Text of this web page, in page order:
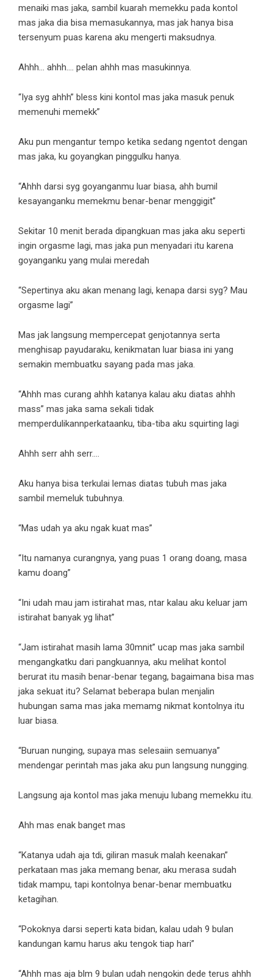
menaiki mas jaka, sambil kuarah memekku pada kontol
mas jaka dia bisa memasukannya, mas jak hanya bisa
tersenyum puas karena aku mengerti maksudnya.
Ahhh… ahhh…. pelan ahhh mas masukinnya.
“Iya syg ahhh” bless kini kontol mas jaka masuk penuk
memenuhi memekk”
Aku pun mengantur tempo ketika sedang ngentot dengan
mas jaka, ku goyangkan pinggulku hanya.
“Ahhh darsi syg goyanganmu luar biasa, ahh bumil
kesayanganku memekmu benar-benar menggigit”
Sekitar 10 menit berada dipangkuan mas jaka aku seperti
ingin orgasme lagi, mas jaka pun menyadari itu karena
goyanganku yang mulai meredah
“Sepertinya aku akan menang lagi, kenapa darsi syg? Mau
orgasme lagi”
Mas jak langsung mempercepat genjotannya serta
menghisap payudaraku, kenikmatan luar biasa ini yang
semakin membuatku sayang pada mas jaka.
“Ahhh mas curang ahhh katanya kalau aku diatas ahhh
mass” mas jaka sama sekali tidak
memperdulikannperkataanku, tiba-tiba aku squirting lagi
Ahhh serr ahh serr….
Aku hanya bisa terkulai lemas diatas tubuh mas jaka
sambil memeluk tubuhnya.
“Mas udah ya aku ngak kuat mas”
“Itu namanya curangnya, yang puas 1 orang doang, masa
kamu doang”
“Ini udah mau jam istirahat mas, ntar kalau aku keluar jam
istirahat banyak yg lihat”
“Jam istirahat masih lama 30mnit” ucap mas jaka sambil
mengangkatku dari pangkuannya, aku melihat kontol
berurat itu masih benar-benar tegang, bagaimana bisa mas
jaka sekuat itu? Selamat beberapa bulan menjalin
hubungan sama mas jaka memamg nikmat kontolnya itu
luar biasa.
“Buruan nunging, supaya mas selesaiin semuanya”
mendengar perintah mas jaka aku pun langsung nungging.
Langsung aja kontol mas jaka menuju lubang memekku itu.
Ahh mas enak banget mas
“Katanya udah aja tdi, giliran masuk malah keenakan”
perkataan mas jaka memang benar, aku merasa sudah
tidak mampu, tapi kontolnya benar-benar membuatku
ketagihan.
“Pokoknya darsi seperti kata bidan, kalau udah 9 bulan
kandungan kamu harus aku tengok tiap hari”
“Ahhh mas aja blm 9 bulan udah nengokin dede terus ahhh